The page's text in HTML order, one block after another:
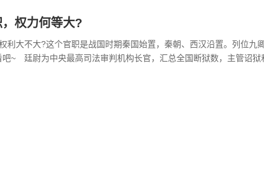
权力何等大?
利大不大?这个官职是战国时期秦国始置，秦朝、西汉沿置。列位九
~ 廷尉为中央最高司法审判机构长官，汇总全国断狱数，主管诏狱